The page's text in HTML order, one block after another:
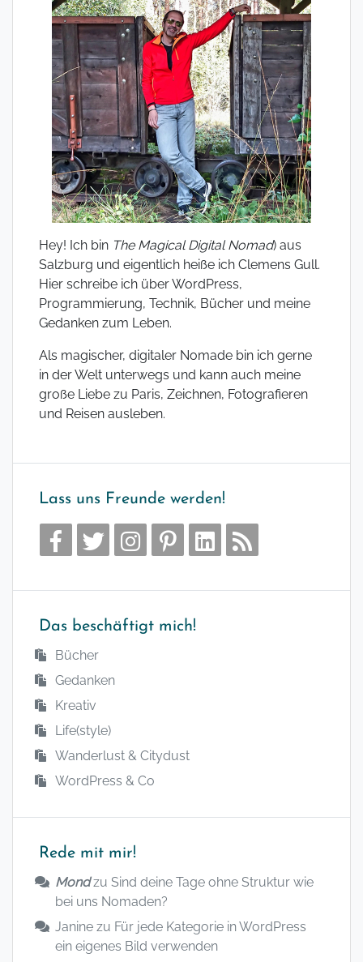
Hey! Ich bin The Magical Digital Nomad) aus
Salzburg und eigentlich heiße ich Clemens Gull.
Hier schreibe ich über WordPress,
Programmierung, Technik, Bücher und meine
Gedanken zum Leben.
Als magischer, digitaler Nomade bin ich gerne
in der Welt unterwegs und kann auch meine
große Liebe zu Paris, Zeichnen, Fotografieren
und Reisen ausleben.
Lass uns Freunde werden!
Das beschäftigt mich!
Bücher
Gedanken
Kreativ
Life(style)
Wanderlust & Citydust
WordPress & Co
Rede mit mir!
Mondzu Sind deine Tage ohne Struktur wie
bei uns Nomaden?
Janine zu Für jede Kategorie in WordPress
ein eigenes Bild verwenden